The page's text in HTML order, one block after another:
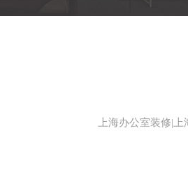
上海办公室装修|